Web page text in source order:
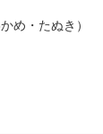
・わかめ・